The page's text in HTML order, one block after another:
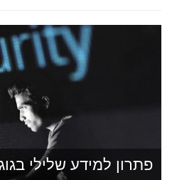
פתרון למידע שלילי בגוגל